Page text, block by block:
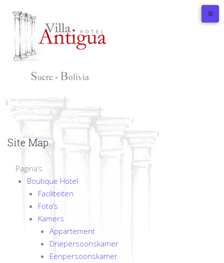
content
Site Map
Pagina’s
Boutique Hotel
Faciliteiten
Foto’s
Kamers
Appartement
Driepersoonskamer
Eenpersoonskamer